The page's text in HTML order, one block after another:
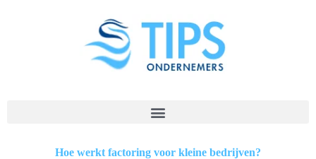
Hoe werkt factoring voor kleine bedrijven?